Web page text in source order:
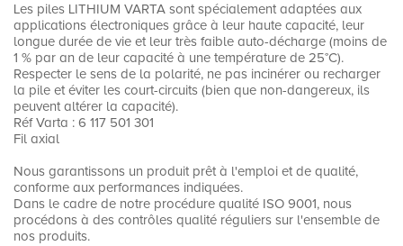
Les piles LITHIUM VARTA sont spécialement adaptées aux
applications électroniques grâce à leur haute capacité, leur
longue durée de vie et leur très faible auto-décharge (moins de
1 % par an de leur capacité à une température de 25°C).
Respecter le sens de la polarité, ne pas incinérer ou recharger
la pile et éviter les court-circuits (bien que non-dangereux, ils
peuvent altérer la capacité).
Réf Varta : 6 117 501 301
Fil axial
Nous garantissons un produit prêt à l'emploi et de qualité,
conforme aux performances indiquées.
Dans le cadre de notre procédure qualité ISO 9001, nous
procédons à des contrôles qualité réguliers sur l'ensemble de
nos produits.